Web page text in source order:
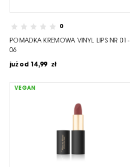
0
POMADKA KREMOWA VINYL LIPS NR 01-
06
już od 14,99 zł
VEGAN